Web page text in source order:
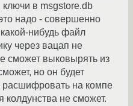
в msgstore.db
надо - совершенно
нибудь файл
через вацап не
сможет выковырять из
но он будет
на компе
колдунства не сможет.